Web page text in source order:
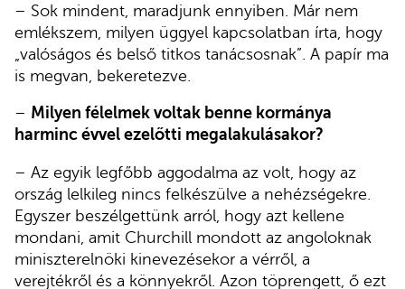
– Sok mindent, maradjunk ennyiben. Már nem
emlékszem, milyen üggyel kapcsolatban írta, hogy
„valóságos és belső titkos tanácsosnak”. A papír ma
is megvan, bekeretezve.
– Milyen félelmek voltak benne kormánya
harminc évvel ezelőtti megalakulásakor?
– Az egyik legfőbb aggodalma az volt, hogy az
ország lelkileg nincs felkészülve a nehézségekre.
Egyszer beszélgettünk arról, hogy azt kellene
mondani, amit Churchill mondott az angoloknak
miniszterelnöki kinevezésekor a vérről, a
verejtékről és a könnyekről. Azon töprengett, ő ezt